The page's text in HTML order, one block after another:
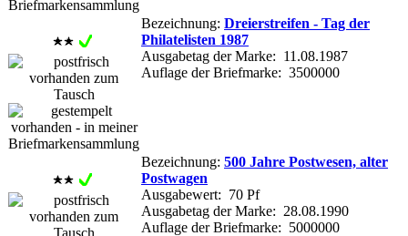
Bezeichnung: Dreierstreifen - Tag der
Philatelisten 1987
Ausgabetag der Marke: 11.08.1987
Auflage der Briefmarke: 3500000
Bezeichnung: 500 Jahre Postwesen, alter
Postwagen
Ausgabewert: 70 Pf
Ausgabetag der Marke: 28.08.1990
Auflage der Briefmarke: 5000000